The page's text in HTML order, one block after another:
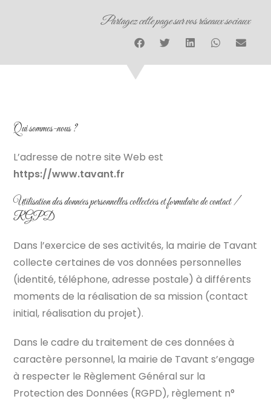
Partagez cette page sur vos réseaux sociaux
Qui sommes-nous ?
L’adresse de notre site Web est
https://www.tavant.fr
Utilisation des données personnelles collectées et formulaire de contact /
RGPD
Dans l’exercice de ses activités, la mairie de Tavant
collecte certaines de vos données personnelles
(identité, téléphone, adresse postale) à différents
moments de la réalisation de sa mission (contact
initial, réalisation du projet).
Dans le cadre du traitement de ces données à
caractère personnel, la mairie de Tavant s’engage
à respecter le Règlement Général sur la
Protection des Données (RGPD), règlement n°